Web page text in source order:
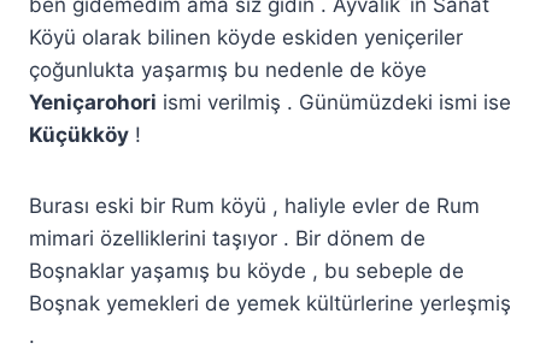
Köyü olarak bilinen köyde eskiden yeniçeriler
çoğunlukta yaşarmış bu nedenle de köye
Yeniçarohori ismi verilmiş . Günümüzdeki ismi ise
Küçükköy !
Burası eski bir Rum köyü , haliyle evler de Rum
mimari özelliklerini taşıyor . Bir dönem de
Boşnaklar yaşamış bu köyde , bu sebeple de
Boşnak yemekleri de yemek kültürlerine yerleşmiş
.